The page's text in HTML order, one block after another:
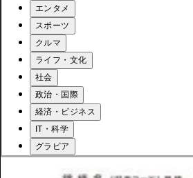
エンタメ
スポーツ
クルマ
ライフ・文化
社会
政治・国際
経済・ビジネス
IT・科学
グラビア